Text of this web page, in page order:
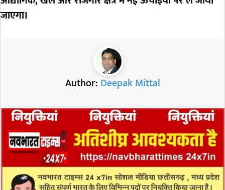
जाएगा।
Author: Deepak Mittal